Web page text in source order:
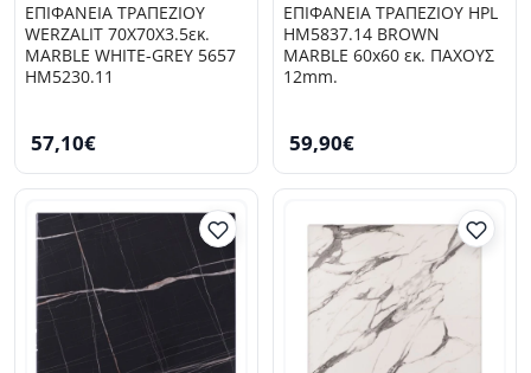
ΕΠΙΦΑΝΕΙΑ ΤΡΑΠΕΖΙΟΥ
WERZALIT 70Χ70Χ3.5εκ.
MARBLE WHITE-GREY 5657
HM5230.11
57,10€
ΕΠΙΦΑΝΕΙΑ ΤΡΑΠΕΖΙΟΥ HPL
HM5837.14 BROWN
MARBLE 60x60 εκ. ΠΑΧΟΥΣ
12mm.
59,90€